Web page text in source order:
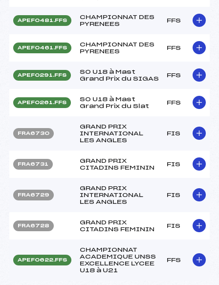
APEF0481.FFS
CHAMPIONNAT DES
PYRENEES
FFS
APEF0461.FFS
CHAMPIONNAT DES
PYRENEES
FFS
APEF0291.FFS
SO U18 à Mast
Grand Prix du SIGAS
FFS
APEF0261.FFS
SO U18 à Mast
Grand Prix du Slat
FFS
FRA6730
GRAND PRIX
INTERNATIONAL
LES ANGLES
FIS
FRA6731
GRAND PRIX
CITADINS FEMININ
FIS
FRA6729
GRAND PRIX
INTERNATIONAL
LES ANGLES
FIS
FRA6728
GRAND PRIX
CITADINS FEMININ
FIS
APEF0622.FFS
CHAMPIONNAT
ACADEMIQUE UNSS
EXCELLENCE LYCEE
U18 à U21
FFS